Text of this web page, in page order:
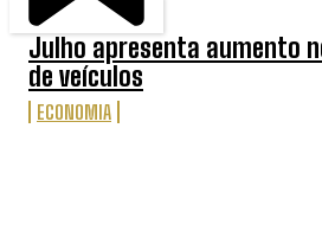
Julho apresenta aumento
de veículos
ECONOMIA